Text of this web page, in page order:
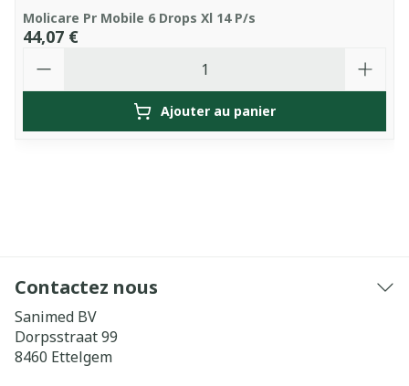
Molicare Pr Mobile 6 Drops Xl 14 P/s
44,07 €
Ajouter au panier
Contactez nous
Sanimed BV
Dorpsstraat 99
8460 Ettelgem